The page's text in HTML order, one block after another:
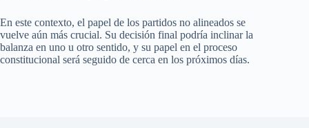
En este contexto, el papel de los partidos no alineados se
vuelve aún más crucial. Su decisión final podría inclinar la
balanza en uno u otro sentido, y su papel en el proceso
constitucional será seguido de cerca en los próximos días.